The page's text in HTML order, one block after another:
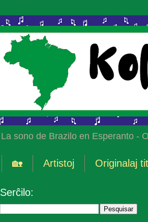
La sono de Brazilo en Esperanto -
🏡 Artistoj Originalaj
Serĉilo: